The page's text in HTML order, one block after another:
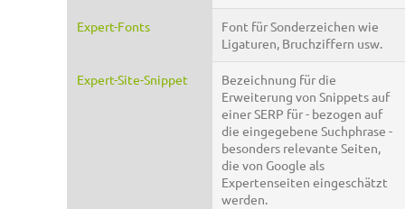
Expert-Fonts
Font für Sonderzeichen wie
Ligaturen, Bruchziffern usw.
Expert-Site-Snippet
Bezeichnung für die
Erweiterung von Snippets auf
einer SERP für - bezogen auf
die eingegebene Suchphrase -
besonders relevante Seiten,
die von Google als
Expertenseiten eingeschätzt
werden.